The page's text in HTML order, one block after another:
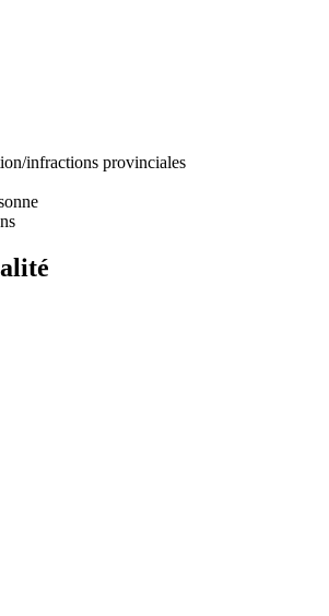
infractions provinciales